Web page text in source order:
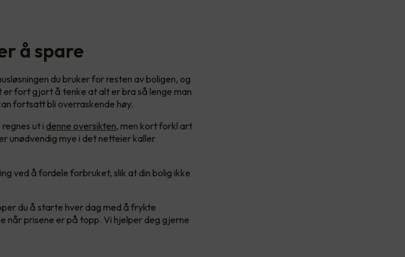
å spare
du bruker for resten av boligen, og
fort gjort å tenke at alt er bra så lenge man
fortsatt bli overraskende høy.
ut i denne oversikten, men kort forkl art
unødvendig mye i det netteier kaller
ved å fordele forbruket, slik at din bolig ikke
du å starte hver dag med å frykte
når prisene er på topp. Vi hjelper deg gjerne